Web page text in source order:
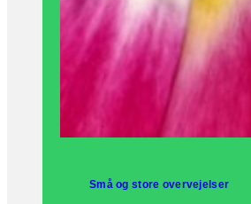
Små og store overvejelser